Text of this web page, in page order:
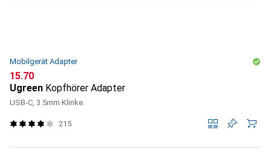
Mobilgerät Adapter
CHF
15.70
Ugreen Kopfhörer Adapter
USB-C, 3.5mm Klinke
215